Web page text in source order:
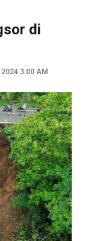
Kerja Indonesia
Kebakaran Hutan dan
di
2024 3:00 AM